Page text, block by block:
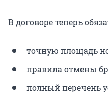
В договоре теперь
точную площадь
правила отмены
полный перечень